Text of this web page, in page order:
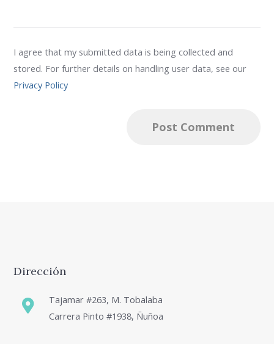
I agree that my submitted data is being collected and
stored. For further details on handling user data, see our
Privacy Policy
Dirección
Tajamar #263, M. Tobalaba
Carrera Pinto #1938, Ñuñoa